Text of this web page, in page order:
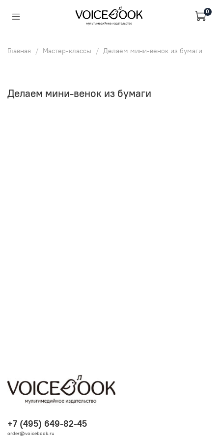
0
Главная Мастер-классы Делаем мини-венок из бумаги
Делаем мини-венок из бумаги
+7 (495) 649-82-45
order@voicebook.ru